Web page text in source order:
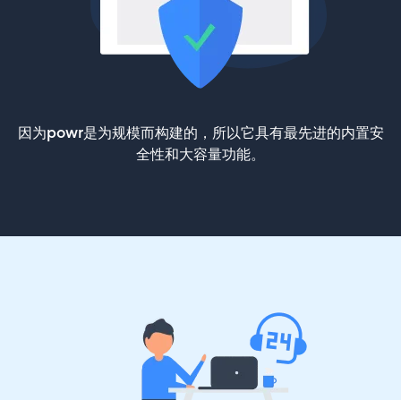
因为powr是为规模而构建的，所以它具有最先进的内置安
全性和大容量功能。